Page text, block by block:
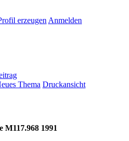
erzeugen Anmelden
Thema Druckansicht
1991